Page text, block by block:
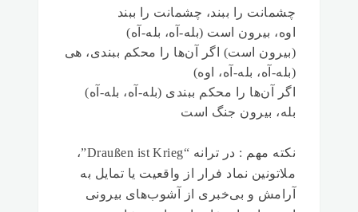
چشمانت را ببند، چشمانت را ببند
اوه، بیرون است (بله-آه، بله-آه)
(بیرون است) اگر آن‌ها را محکم ببندی، هی
(بله-آه، بله-آه، اوه)
اگر آن‌ها را محکم ببندی (بله-آه، بله-آه)
بله، بیرون جنگ است
نکته مهم : در ترانه‌ “Draußen ist Krieg”
،
ملاتونین نماد فرار از واقعیت یا تمایل به
آرامش و بی‌خبری از آشوب‌های بیرونی